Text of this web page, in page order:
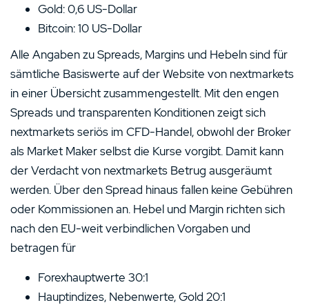
Gold: 0,6 US-Dollar
Bitcoin: 10 US-Dollar
Alle Angaben zu Spreads, Margins und Hebeln sind für
sämtliche Basiswerte auf der Website von nextmarkets
in einer Übersicht zusammengestellt. Mit den engen
Spreads und transparenten Konditionen zeigt sich
nextmarkets seriös im CFD-Handel, obwohl der Broker
als Market Maker selbst die Kurse vorgibt. Damit kann
der Verdacht von nextmarkets Betrug ausgeräumt
werden. Über den Spread hinaus fallen keine Gebühren
oder Kommissionen an. Hebel und Margin richten sich
nach den EU-weit verbindlichen Vorgaben und
betragen für
Forexhauptwerte 30:1
Hauptindizes, Nebenwerte, Gold 20:1